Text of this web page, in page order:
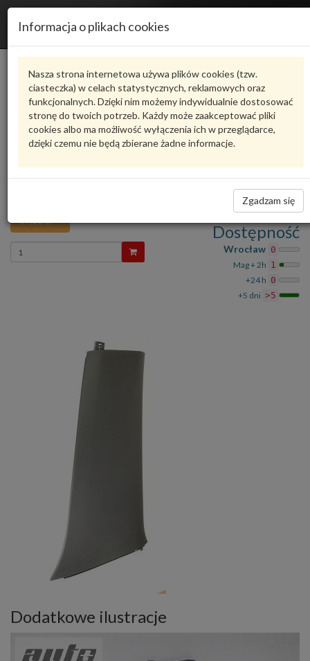
Informacja o plikach cookies
Nasza strona internetowa używa plików cookies (tzw.
ciasteczka) w celach statystycznych, reklamowych oraz
funkcjonalnych. Dzięki nim możemy indywidualnie dostosować
stronę do twoich potrzeb. Każdy może zaakceptować pliki
cookies albo ma możliwość wyłączenia ich w przeglądarce,
dzięki czemu nie będą zbierane żadne informacje.
Zgadzam się
Karta produktu
6R4867298F82VVAG
VAG - produkt oryginalny VW AUDI SEAT SKODA
NAKŁADKA VW Polo 10- 6R 6R4867298F82V VAG
19,22 zł
Wprowadź
ilość
Dostępność
Wrocław 0
Mag + 2h 1
+24 h 0
+5 dni >5
Dodatkowe ilustracje